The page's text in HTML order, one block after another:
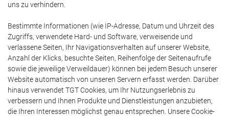
uns zu verhindern.
Bestimmte Informationen (wie IP-Adresse, Datum und Uhrzeit des
Zugriffs, verwendete Hard- und Software, verweisende und
verlassene Seiten, Ihr Navigationsverhalten auf unserer Website,
Anzahl der Klicks, besuchte Seiten, Reihenfolge der Seitenaufrufe
sowie die jeweilige Verweildauer) können bei jedem Besuch unserer
Website automatisch von unseren Servern erfasst werden. Darüber
hinaus verwendet TGT Cookies, um Ihr Nutzungserlebnis zu
verbessern und Ihnen Produkte und Dienstleistungen anzubieten,
die Ihren Interessen möglichst genau entsprechen. Unsere Cookie-